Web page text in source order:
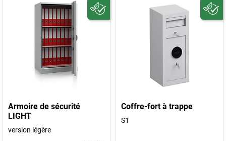
Armoire de sécurité
LIGHT
version légère
Coffre-fort à trappe
S1